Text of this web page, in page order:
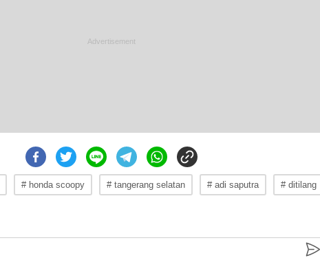
# honda scoopy # tangerang selatan # adi saputra # ditilang